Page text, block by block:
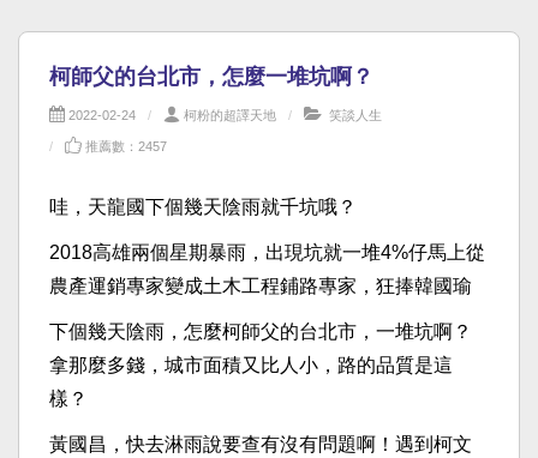
柯師父的台北市，怎麼一堆坑啊？
2022-02-24 柯粉的超譯天地 笑談人生
推薦數：2457
哇，天龍國下個幾天陰雨就千坑哦？
2018高雄兩個星期暴雨，出現坑就一堆4%仔馬上從
農產運銷專家變成土木工程鋪路專家，狂捧韓國瑜
下個幾天陰雨，怎麼柯師父的台北市，一堆坑啊？
拿那麼多錢，城市面積又比人小，路的品質是這
樣？
黃國昌，快去淋雨說要查有沒有問題啊！遇到柯文